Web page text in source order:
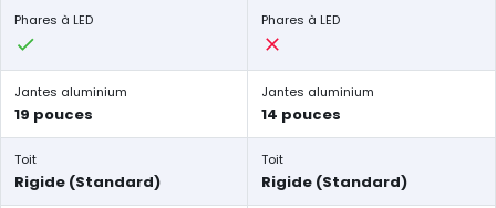
Phares à LED Phares à LED
Jantes aluminium
19 pouces
Jantes aluminium
14 pouces
Toit
Rigide (Standard)
Toit
Rigide (Standard)